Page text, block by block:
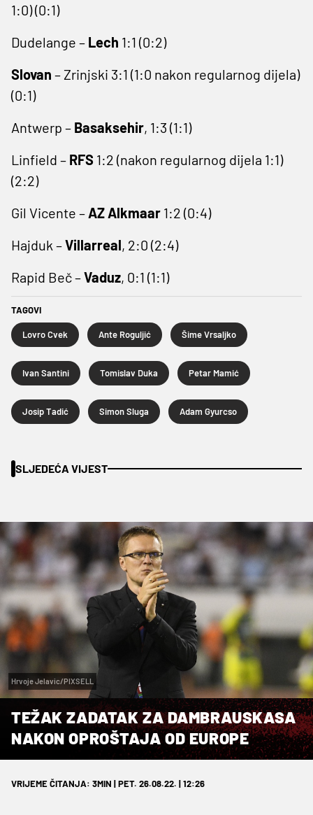
1:0) (0:1)
Dudelange – Lech 1:1 (0:2)
Slovan – Zrinjski 3:1 (1:0 nakon regularnog dijela)
(0:1)
Antwerp – Basaksehir, 1:3 (1:1)
Linfield – RFS 1:2 (nakon regularnog dijela 1:1)
(2:2)
Gil Vicente – AZ Alkmaar 1:2 (0:4)
Hajduk –Villarreal, 2:0 (2:4)
Rapid Beč –Vaduz, 0:1 (1:1)
TAGOVI
Lovro Cvek Ante Roguljić Šime Vrsaljko
Ivan Santini Tomislav Duka Petar Mamić
Josip Tadić Simon Sluga Adam Gyurcso
SLJEDEĆA VIJEST
Hrvoje Jelavic/PIXSELL
TEŽAK ZADATAK ZA DAMBRAUSKASA
NAKON OPROŠTAJA OD EUROPE
VRIJEME ČITANJA: 3MIN | PET. 26.08.22. | 12:26